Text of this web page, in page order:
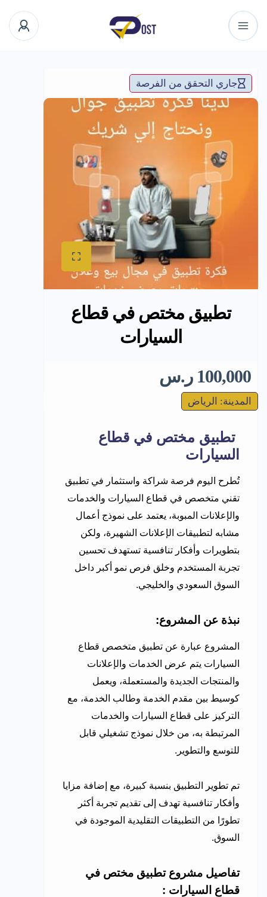
جاري التحقق من الفرصة
تطبيق مختص في قطاع
السيارات
100,000 ر.س
المدينة: الرياض
تطبيق مختص في قطاع
السيارات
تُطرح اليوم فرصة شراكة واستثمار في تطبيق
تقني متخصص في قطاع السيارات والخدمات
والإعلانات المبوبة، يعتمد على نموذج أعمال
مشابه لتطبيقات الإعلانات الشهيرة، ولكن
بتطويرات وأفكار تنافسية تستهدف تحسين
تجربة المستخدم وخلق فرص نمو أكبر داخل
السوق السعودي والخليجي.
نبذة عن المشروع:
المشروع عبارة عن تطبيق متخصص قطاع
السيارات يتم عرض الخدمات والإعلانات
والمنتجات الجديدة والمستعملة، ويعمل
كوسيط بين مقدم الخدمة وطالب الخدمة، مع
التركيز على قطاع السيارات والخدمات
المرتبطة به، من خلال نموذج تشغيلي قابل
للتوسع والتطوير.
تم تطوير التطبيق بنسبة كبيرة، مع إضافة مزايا
وأفكار تنافسية تهدف إلى تقديم تجربة أكثر
تطورًا من التطبيقات التقليدية الموجودة في
السوق.
تفاصيل مشروع تطبيق مختص في
قطاع السيارات :